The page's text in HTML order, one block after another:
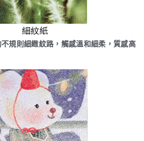
細紋紙
規則細緻紋路，觸感溫和細柔，質感高